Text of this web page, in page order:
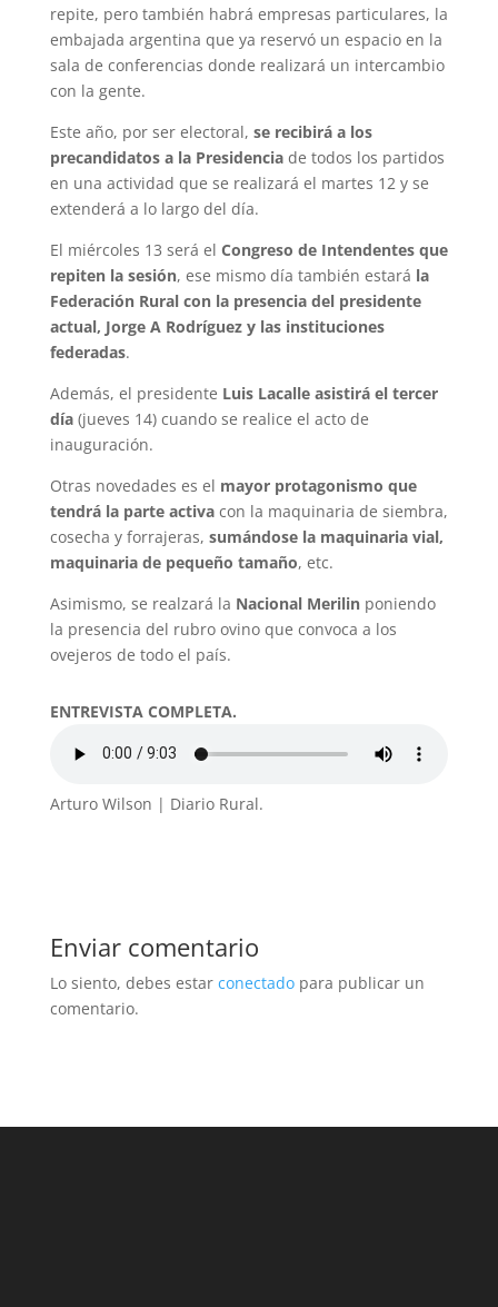
repite, pero también habrá empresas particulares, la
embajada argentina que ya reservó un espacio en la
sala de conferencias donde realizará un intercambio
con la gente.
Este año, por ser electoral, se recibirá a los
precandidatos a la Presidenciade todos los partidos
en una actividad que se realizará el martes 12 y se
extenderá a lo largo del día.
El miércoles 13 será el Congreso de Intendentes que
repiten la sesión, ese mismo día también estará la
Federación Rural con la presencia del presidente
actual, Jorge A Rodríguez y las instituciones
federadas.
Además, el presidente Luis Lacalle asistirá el tercer
día(jueves 14) cuando se realice el acto de
inauguración.
Otras novedades es el mayor protagonismo que
tendrá la parte activacon la maquinaria de siembra,
cosecha y forrajeras, sumándose la maquinaria vial,
maquinaria de pequeño tamaño, etc.
Asimismo, se realzará la Nacional Merilinponiendo
la presencia del rubro ovino que convoca a los
ovejeros de todo el país.
ENTREVISTA COMPLETA.
Arturo Wilson | Diario Rural.
Enviar comentario
Lo siento, debes estar conectadopara publicar un
comentario.